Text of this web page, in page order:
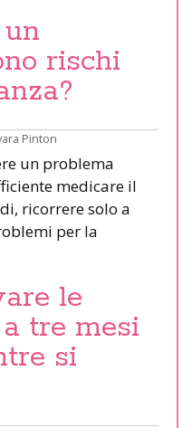
rischi
Pinton
un problema
medicare il
ricorrere solo a
per la
le
tre mesi
si